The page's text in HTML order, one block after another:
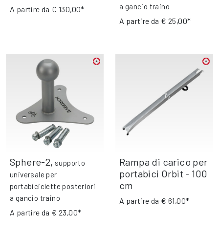
A partire da € 130,00*
a gancio traino
A partire da € 25,00*
Sphere-2, supporto
universale per
portabiciclette posteriori
a gancio traino
A partire da € 23,00*
Rampa di carico per
portabici Orbit - 100
cm
A partire da € 61,00*